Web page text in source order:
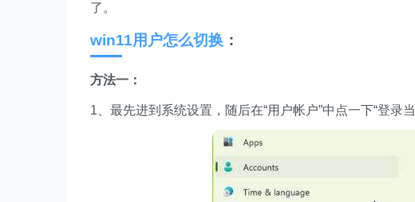
了。
win11用户怎么切换 ：
方法一：
1、最先进到系统设置，随后在“用户帐户”中点一下“登录